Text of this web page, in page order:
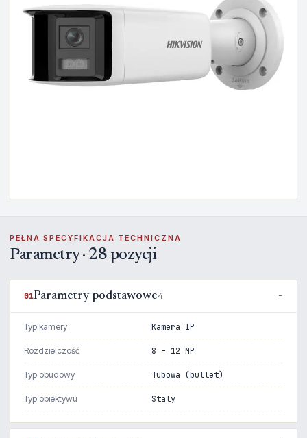
PEŁNA SPECYFIKACJA TECHNICZNA
Parametry · 28 pozycji
01Parametry podstawowe4
Typ kamery Kamera IP
Rozdzielczość 8 - 12 MP
Typ obudowy Tubowa (bullet)
Typ obiektywu Staly